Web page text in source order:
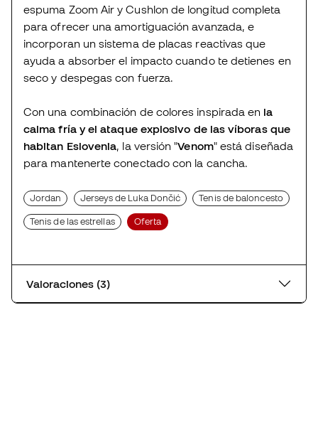
espuma Zoom Air y Cushlon de longitud completa
para ofrecer una amortiguación avanzada, e
incorporan un sistema de placas reactivas que
ayuda a absorber el impacto cuando te detienes en
seco y despegas con fuerza.
Con una combinación de colores inspirada en la
calma fría y el ataque explosivo de las víboras que
habitan Eslovenia, la versión "Venom" está diseñada
para mantenerte conectado con la cancha.
Jordan Jerseys de Luka Dončić Tenis de baloncesto
Tenis de las estrellas Oferta
Valoraciones (3)